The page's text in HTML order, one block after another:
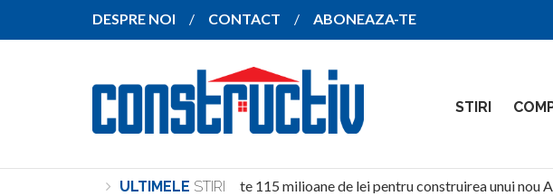
DESPRE NOI CONTACT ABONEAZA-TE
STIRI
ULTIMELE STIRI
Investiție de peste 115 milioane de lei pentru construirea unui nou